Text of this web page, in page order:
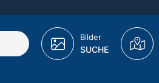
Bilder
SUCHE